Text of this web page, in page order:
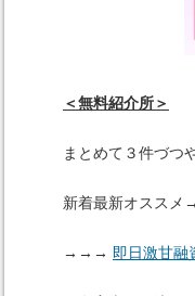
＜無料紹介所＞
まとめて３件づつ
新着最新オススメ
→→→ 即日激甘融